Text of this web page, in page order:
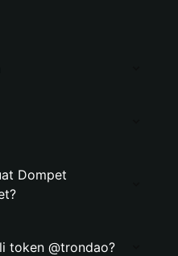
Dompet
token @trondao?